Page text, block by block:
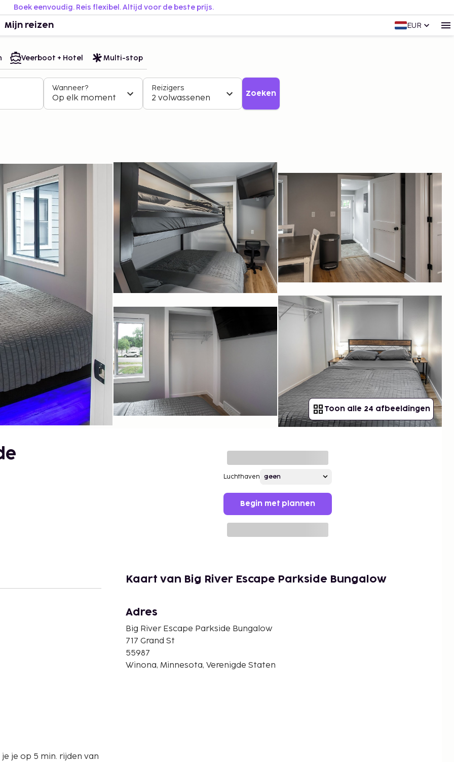
Boek eenvoudig. Reis flexibel. Altijd voor de beste prijs.
Mijn reizen EUR
Veerboot + Hotel Multi-stop
Wanneer?
Op elk moment
Reizigers
2 volwassenen Zoeken
Toon alle 24 afbeeldingen
Luchthaven
Begin met plannen
je op 5 min. rijden van
Kaart van Big River Escape Parkside Bungalow
Adres
Big River Escape Parkside Bungalow
717 Grand St
55987
Winona, Minnesota, Verenigde Staten